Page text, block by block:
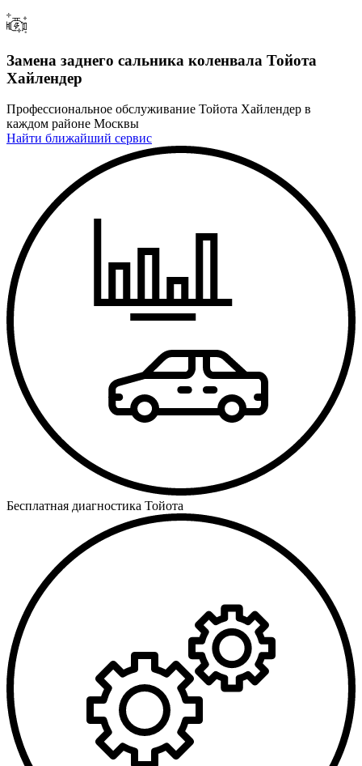
Замена заднего сальника коленвала Тойота
Хайлендер
Профессиональное обслуживание Тойота Хайлендер в
каждом районе Москвы
Найти ближайший сервис
Бесплатная диагностика Тойота